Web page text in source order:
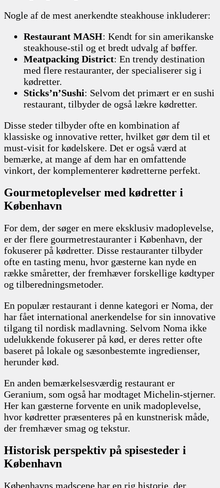
Nogle af de mest anerkendte steakhouse inkluderer:
Restaurant MASH: Kendt for sin amerikanske
steakhouse-stil og et bredt udvalg af bøffer.
Meatpacking District: En trendy destination
med flere restauranter, der specialiserer sig i
kødretter.
Sticks’n’Sushi: Selvom det primært er en sushi
restaurant, tilbyder de også lækre kødretter.
Disse steder tilbyder ofte en kombination af
klassiske og innovative retter, hvilket gør dem til et
must-visit for kødelskere. Det er også værd at
bemærke, at mange af dem har en omfattende
vinkort, der komplementerer kødretterne perfekt.
Gourmetoplevelser med kødretter i
København
For dem, der søger en mere eksklusiv madoplevelse,
er der flere gourmetrestauranter i København, der
fokuserer på kødretter. Disse restauranter tilbyder
ofte en tasting menu, hvor gæsterne kan nyde en
række småretter, der fremhæver forskellige kødtyper
og tilberedningsmetoder.
En populær restaurant i denne kategori er Noma, der
har fået international anerkendelse for sin innovative
tilgang til nordisk madlavning. Selvom Noma ikke
udelukkende fokuserer på kød, er deres retter ofte
baseret på lokale og sæsonbestemte ingredienser,
herunder kød.
En anden bemærkelsesværdig restaurant er
Geranium, som også har modtaget Michelin-stjerner.
Her kan gæsterne forvente en unik madoplevelse,
hvor kødretter præsenteres på en kunstnerisk måde,
der fremhæver smag og tekstur.
Historisk perspektiv på spisesteder i
København
Københavns madscene har en rig historie, der